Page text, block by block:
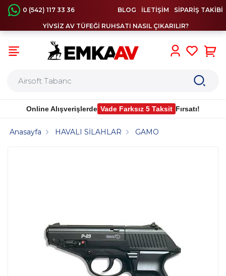
0 (542) 117 33 36 BLOG İLETİŞİM SİPARİŞ TAKİBİ
YİVSİZ AV TÜFEĞİ RUHSATI NASIL ÇIKARILIR?
Online Alışverişlerde Vade Farksız 5 Taksit Fırsatı!
Anasayfa HAVALI SİLAHLAR GAMO